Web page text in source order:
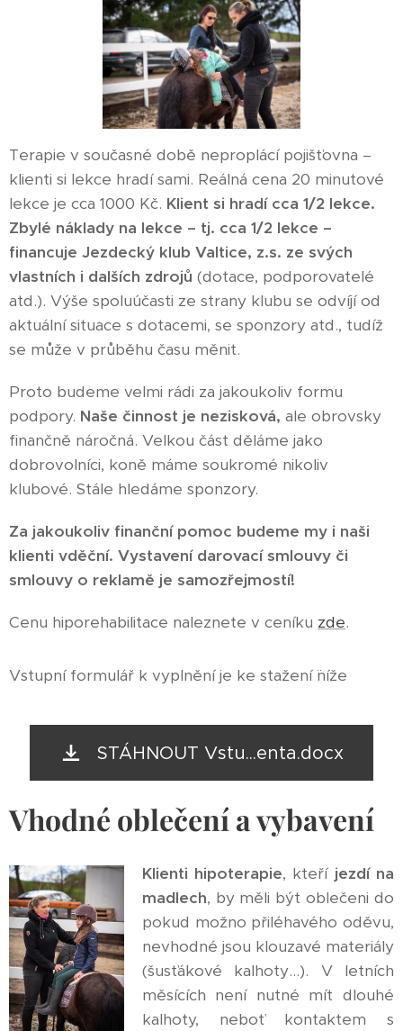
Terapie v současné době neproplácí pojišťovna –
klienti si lekce hradí sami. Reálná cena 20 minutové
lekce je cca 1000 Kč. Klient si hradí cca 1/2 lekce.
Zbylé náklady na lekce – tj. cca 1/2 lekce –
financuje Jezdecký klub Valtice, z.s. ze svých
vlastních i dalších zdrojů (dotace, podporovatelé
atd.). Výše spoluúčasti ze strany klubu se odvíjí od
aktuální situace s dotacemi, se sponzory atd., tudíž
se může v průběhu času měnit.
Proto budeme velmi rádi za jakoukoliv formu
podpory. Naše činnost je nezisková, ale obrovsky
finančně náročná. Velkou část děláme jako
dobrovolníci, koně máme soukromé nikoliv
klubové. Stále hledáme sponzory.
Za jakoukoliv finanční pomoc budeme my i naši
klienti vděční. Vystavení darovací smlouvy či
smlouvy o reklamě je samozřejmostí!
Cenu hiporehabilitace naleznete v ceníku zde.
Vstupní formulář k vyplnění je ke stažení ¨níže
STÁHNOUT Vstu...enta.docx
Vhodné oblečení a vybavení
Klienti hipoterapie, kteříjezdí na
madlech, by měli být oblečeni do
pokud možno přiléhavého oděvu,
nevhodné jsou klouzavé materiály
(šusťákové kalhoty…). V letních
měsících není nutné mít dlouhé
kalhoty, neboť kontaktem s